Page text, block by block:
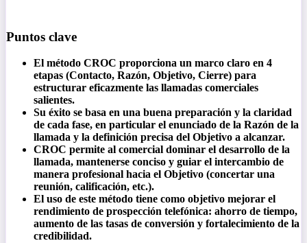
Puntos clave
El método CROC proporciona un marco claro en 4
etapas (Contacto, Razón, Objetivo, Cierre) para
estructurar eficazmente las llamadas comerciales
salientes.
Su éxito se basa en una buena preparación y la claridad
de cada fase, en particular el enunciado de la Razón de la
llamada y la definición precisa del Objetivo a alcanzar.
CROC permite al comercial dominar el desarrollo de la
llamada, mantenerse conciso y guiar el intercambio de
manera profesional hacia el Objetivo (concertar una
reunión, calificación, etc.).
El uso de este método tiene como objetivo mejorar el
rendimiento de prospección telefónica: ahorro de tiempo,
aumento de las tasas de conversión y fortalecimiento de la
credibilidad.